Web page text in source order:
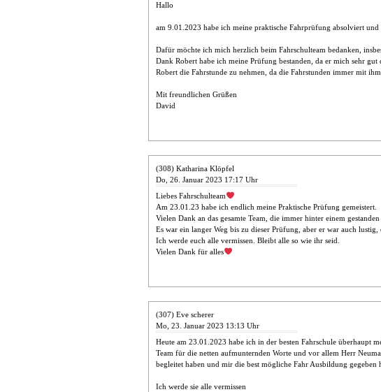
Hallo
am 9.01.2023 habe ich meine praktische Fahrprüfung absolviert und
Dafür möchte ich mich herzlich beim Fahrschulteam bedanken,
Dank Robert habe ich meine Prüfung bestanden, da er mich sehr
Robert die Fahrstunde zu nehmen, da die Fahrstunden immer mit ihm
Mit freundlichen Grüßen
David
(308) Katharina Klöpfel
Do, 26. Januar 2023 17:17 Uhr
Liebes Fahrschulteam
Am 23.01.23 habe ich endlich meine Praktische Prüfung gemeistert.
Vielen Dank an das gesamte Team, die immer hinter einem
Es war ein langer Weg bis zu dieser Prüfung, aber er war auch
Ich werde euch alle vermissen. Bleibt alle so wie ihr seid.
Vielen Dank für alles
(307) Eve scherer
Mo, 23. Januar 2023 13:13 Uhr
Heute am 23.01.2023 habe ich in der besten Fahrschule überhaupt
Team für die netten aufmunternden Worte und vor allem Herr
begleitet haben und mir die best mögliche Fahr Ausbildung gegeben
Ich werde sie alle vermissen